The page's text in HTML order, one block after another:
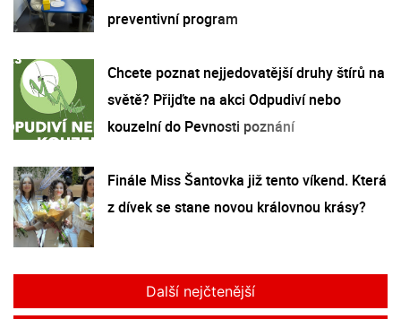
preventivní program
Chcete poznat nejjedovatější druhy štírů na
světě? Přijďte na akci Odpudiví nebo
kouzelní do Pevnosti poznání
Finále Miss Šantovka již tento víkend. Která
z dívek se stane novou královnou krásy?
Další nejčtenější